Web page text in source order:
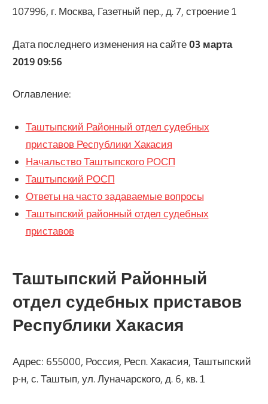
107996, г. Москва, Газетный пер., д. 7, строение 1
Дата последнего изменения на сайте03 марта
2019 09:56
Оглавление:
Таштыпский Районный отдел судебных
приставов Республики Хакасия
Начальство Таштыпского РОСП
Таштыпский РОСП
Ответы на часто задаваемые вопросы
Таштыпский районный отдел судебных
приставов
Таштыпский Районный
отдел судебных приставов
Республики Хакасия
Адрес: 655000, Россия, Респ. Хакасия, Таштыпский
р-н, с. Таштып, ул. Луначарского, д. 6, кв. 1